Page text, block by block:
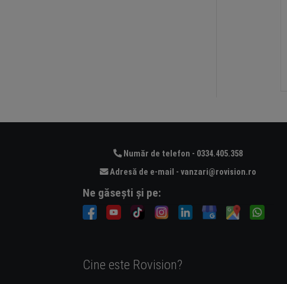
Număr de telefon - 0334.405.358
Adresă de e-mail - vanzari@rovision.ro
Ne găsești și pe:
Cine este Rovision?